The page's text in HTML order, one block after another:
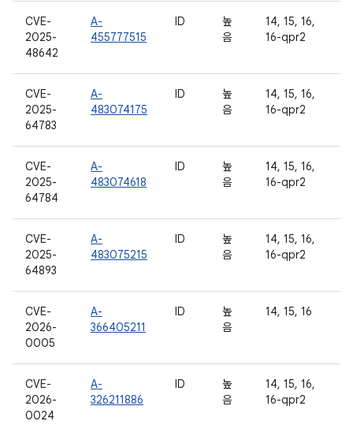
CVE-
2025-
48642
A-
455777515
ID
높
음
14, 15, 16,
16-qpr2
CVE-
2025-
64783
A-
483074175
ID
높
음
14, 15, 16,
16-qpr2
CVE-
2025-
64784
A-
483074618
ID
높
음
14, 15, 16,
16-qpr2
CVE-
2025-
64893
A-
483075215
ID
높
음
14, 15, 16,
16-qpr2
CVE-
2026-
0005
A-
366405211
ID
높
음
14, 15, 16
CVE-
2026-
0024
A-
326211886
ID
높
음
14, 15, 16,
16-qpr2